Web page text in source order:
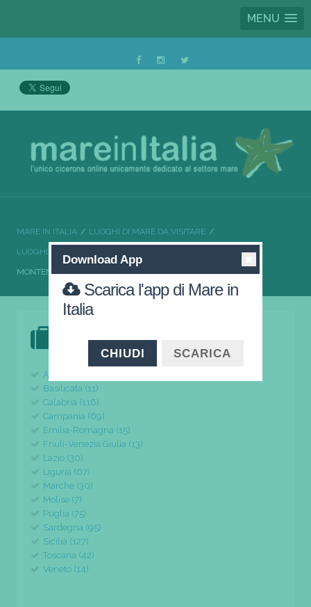
MENU
MARE IN ITALIA LUOGHI DI MARE DA VISITARE
LUOGHI DI MARE DA VISITARE MOLISE
MONTENERO DI BISACCIA UNA VACANZE INDIMENTICABILE
Abruzzo (24)
Basilicata (11)
Calabria (116)
Campania (69)
Emilia-Romagna (15)
Friuli-Venezia Giulia (13)
Lazio (30)
Liguria (67)
Marche (30)
Molise (7)
Puglia (75)
Sardegna (95)
Sicilia (127)
Toscana (42)
Veneto (14)
Download App
Scarica l'app di Mare in
Italia
CHIUDI SCARICA